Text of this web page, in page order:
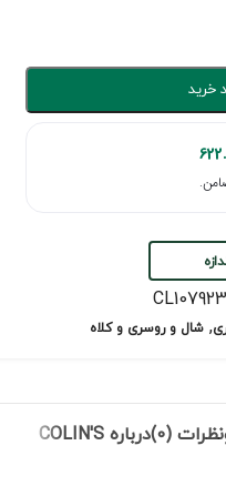
خرید
, شال و روسری و کلاه
نظرات (0) درباره COLIN'S